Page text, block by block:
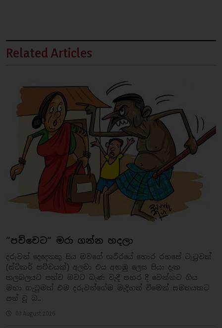
Related Articles
“පච්චෙට“ මරා ගන්න හදලා
දරුවන් දෙදෙනකු සිය මවගේ ශරීරයේ හොර රහසේ ටැටුවක්
(ස්ටිකර් පච්චයක්) අලවා එය අහඹු ලෙස පියා දැක
කලබලයට පත්ව මවට බැණ වැදී පහර දී වෙන්නට ගිය
මහා ගැටුමක් එම දරුවන්ගේම මැදිහත් වීමෙන් සමතයකට
පත් වූ බ..
07 August 2026